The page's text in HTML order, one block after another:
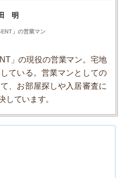
明
」の営業マン
」の現役の営業マン。宅地
ている。営業マンとしての
、お部屋探しや入居審査に
しています。